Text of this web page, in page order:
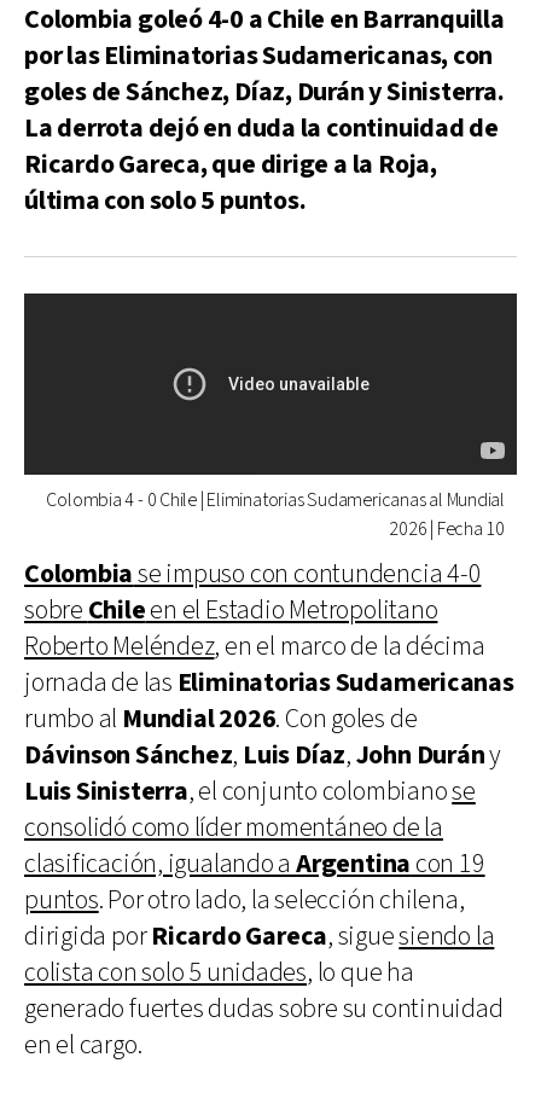
Colombia goleó 4-0 a Chile en Barranquilla
por las Eliminatorias Sudamericanas, con
goles de Sánchez, Díaz, Durán y Sinisterra.
La derrota dejó en duda la continuidad de
Ricardo Gareca, que dirige a la Roja,
última con solo 5 puntos.
Colombia 4 - 0 Chile | Eliminatorias Sudamericanas al Mundial
2026 | Fecha 10
Colombiase impuso con contundencia 4-0
sobre Chileen el Estadio Metropolitano
Roberto Meléndez, en el marco de la décima
jornada de las Eliminatorias Sudamericanas
rumbo al Mundial 2026. Con goles de
Dávinson Sánchez, Luis Díaz,John Durány
Luis Sinisterra, el conjunto colombianose
consolidó como líder momentáneo de la
clasificación, igualando aArgentina con 19
puntos. Por otro lado, la selección chilena,
dirigida porRicardo Gareca, siguesiendo la
colista con solo 5 unidades, lo que ha
generado fuertes dudas sobre su continuidad
en el cargo.